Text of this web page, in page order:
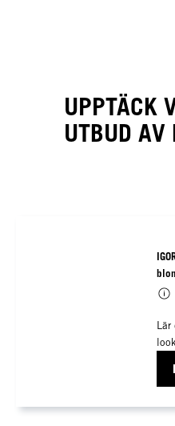
UPPTÄCK
UTBUD AV
Lär